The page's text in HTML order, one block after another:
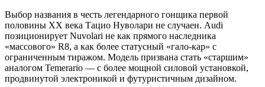
Выбор названия в честь легендарного гонщика первой
половины XX века Тацио Нуволари не случаен. Audi
позиционирует Nuvolari не как прямого наследника
«массового» R8, а как более статусный «гало-кар» с
ограниченным тиражом. Модель призвана стать «старшим»
аналогом Temerario — с более мощной силовой установкой,
продвинутой электроникой и футуристичным дизайном.